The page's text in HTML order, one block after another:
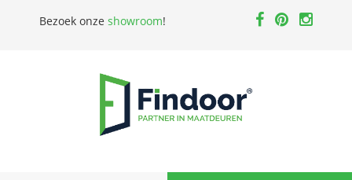
Bezoek onze showroom!